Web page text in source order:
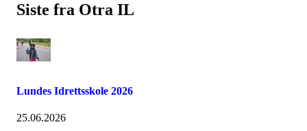
Siste fra Otra IL
Lundes Idrettsskole 2026
25.06.2026